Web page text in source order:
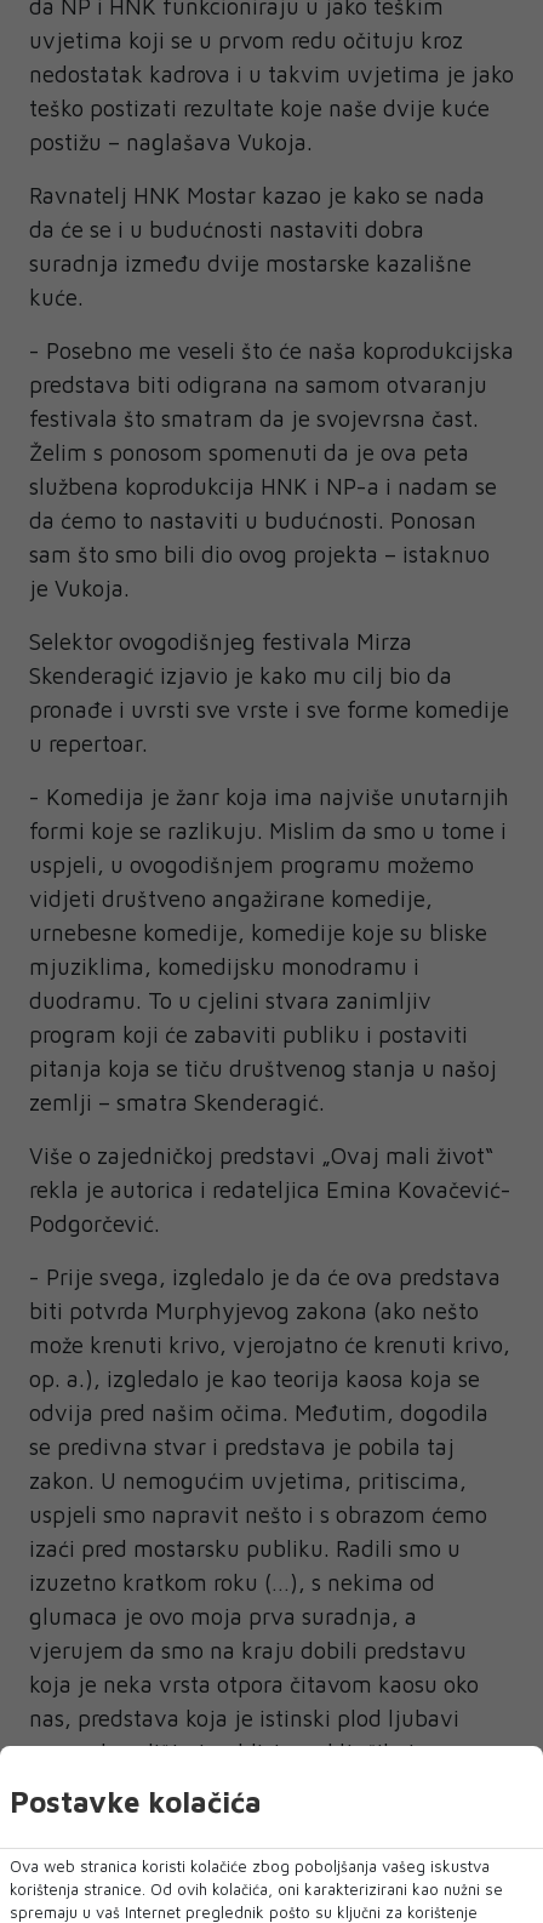
da NP i HNK funkcioniraju u jako teškim
uvjetima koji se u prvom redu očituju kroz
nedostatak kadrova i u takvim uvjetima je jako
teško postizati rezultate koje naše dvije kuće
postižu – naglašava Vukoja.
Ravnatelj HNK Mostar kazao je kako se nada
da će se i u budućnosti nastaviti dobra
suradnja između dvije mostarske kazališne
kuće.
- Posebno me veseli što će naša koprodukcijska
predstava biti odigrana na samom otvaranju
festivala što smatram da je svojevrsna čast.
Želim s ponosom spomenuti da je ova peta
službena koprodukcija HNK i NP-a i nadam se
da ćemo to nastaviti u budućnosti. Ponosan
sam što smo bili dio ovog projekta – istaknuo
je Vukoja.
Selektor ovogodišnjeg festivala Mirza
Skenderagić izjavio je kako mu cilj bio da
pronađe i uvrsti sve vrste i sve forme komedije
u repertoar.
- Komedija je žanr koja ima najviše unutarnjih
formi koje se razlikuju. Mislim da smo u tome i
uspjeli, u ovogodišnjem programu možemo
vidjeti društveno angažirane komedije,
urnebesne komedije, komedije koje su bliske
mjuziklima, komedijsku monodramu i
duodramu. To u cjelini stvara zanimljiv
program koji će zabaviti publiku i postaviti
pitanja koja se tiču društvenog stanja u našoj
zemlji – smatra Skenderagić.
Više o zajedničkoj predstavi „Ovaj mali život“
rekla je autorica i redateljica Emina Kovačević-
Podgorčević.
- Prije svega, izgledalo je da će ova predstava
biti potvrda Murphyjevog zakona (ako nešto
može krenuti krivo, vjerojatno će krenuti krivo,
op. a.), izgledalo je kao teorija kaosa koja se
odvija pred našim očima. Međutim, dogodila
se predivna stvar i predstava je pobila taj
zakon. U nemogućim uvjetima, pritiscima,
uspjeli smo napravit nešto i s obrazom ćemo
izaći pred mostarsku publiku. Radili smo u
izuzetno kratkom roku (…), s nekima od
glumaca je ovo moja prva suradnja, a
vjerujem da smo na kraju dobili predstavu
koja je neka vrsta otpora čitavom kaosu oko
nas, predstava koja je istinski plod ljubavi
prema kazalištu i publici – zaključila je
Kovaćević-Podgorčević.
su se složile i glumice u predstavi Fatima
Kazazić Obad i Nikolina Marić koje su, između
Postavke kolačića
Ova web stranica koristi kolačiće zbog poboljšanja vašeg iskustva
korištenja stranice. Od ovih kolačića, oni karakterizirani kao nužni se
spremaju u vaš Internet preglednik pošto su ključni za korištenje